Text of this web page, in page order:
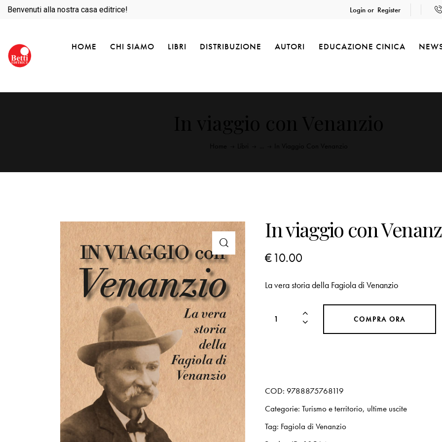
Benvenuti alla nostra casa editrice! Login or Register
HOME CHI SIAMO LIBRI DISTRIBUZIONE AUTORI EDUCAZIONE CINICA
In viaggio con
€10.00
La vera storia della Fagiola di Venanzio
COMPRA ORA
COD: 9788875768119
Categorie:Turismo e territorio, ultime uscite
Tag: Fagiola di Venanzio